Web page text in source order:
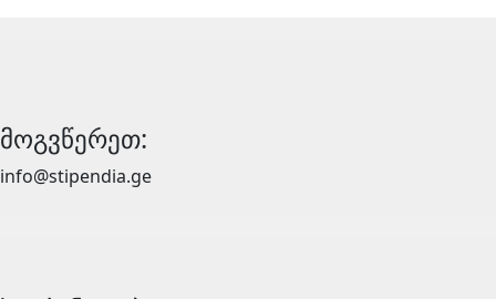
მოგვწერეთ:
info@stipendia.ge